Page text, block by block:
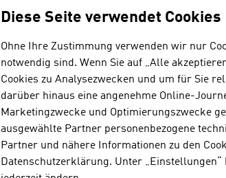
Diese Seite verwendet Cookies
Ohne Ihre Zustimmung verwenden wir nur
notwendig sind. Wenn Sie auf „Alle
Cookies zu Analysezwecken und um für Sie
darüber hinaus eine angenehme Online-
Marketingzwecke und Optimierungszwecke
ausgewählte Partner personenbezogene
Partner und nähere Informationen zu den
Datenschutzerklärung. Unter